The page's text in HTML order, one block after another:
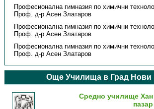
Професионална гимназия по химични
Проф. д-р Асен Златаров
Професионална гимназия по химични
Проф. д-р Асен Златаров
Професионална гимназия по химични
Проф. д-р Асен Златаров
Още Училища в Град Нови
Средно училище
пазар